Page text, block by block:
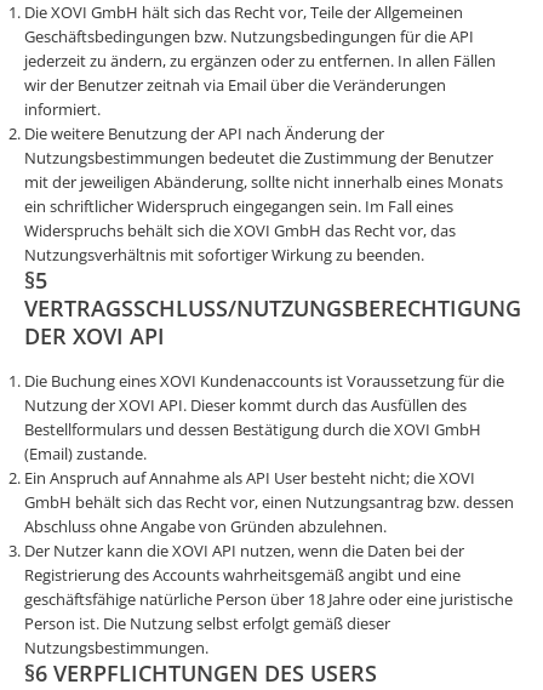
Die XOVI GmbH hält sich das Recht vor, Teile der Allgemeinen
Geschäftsbedingungen bzw. Nutzungsbedingungen für die API
jederzeit zu ändern, zu ergänzen oder zu entfernen. In allen Fällen
wir der Benutzer zeitnah via Email über die Veränderungen
informiert.
Die weitere Benutzung der API nach Änderung der
Nutzungsbestimmungen bedeutet die Zustimmung der Benutzer
mit der jeweiligen Abänderung, sollte nicht innerhalb eines Monats
ein schriftlicher Widerspruch eingegangen sein. Im Fall eines
Widerspruchs behält sich die XOVI GmbH das Recht vor, das
Nutzungsverhältnis mit sofortiger Wirkung zu beenden.
§5
VERTRAGSSCHLUSS/NUTZUNGSBERECHTIGUNG
DER XOVI API
Die Buchung eines XOVI Kundenaccounts ist Voraussetzung für die
Nutzung der XOVI API. Dieser kommt durch das Ausfüllen des
Bestellformulars und dessen Bestätigung durch die XOVI GmbH
(Email) zustande.
Ein Anspruch auf Annahme als API User besteht nicht; die XOVI
GmbH behält sich das Recht vor, einen Nutzungsantrag bzw. dessen
Abschluss ohne Angabe von Gründen abzulehnen.
Der Nutzer kann die XOVI API nutzen, wenn die Daten bei der
Registrierung des Accounts wahrheitsgemäß angibt und eine
geschäftsfähige natürliche Person über 18 Jahre oder eine juristische
Person ist. Die Nutzung selbst erfolgt gemäß dieser
Nutzungsbestimmungen.
§6 VERPFLICHTUNGEN DES USERS